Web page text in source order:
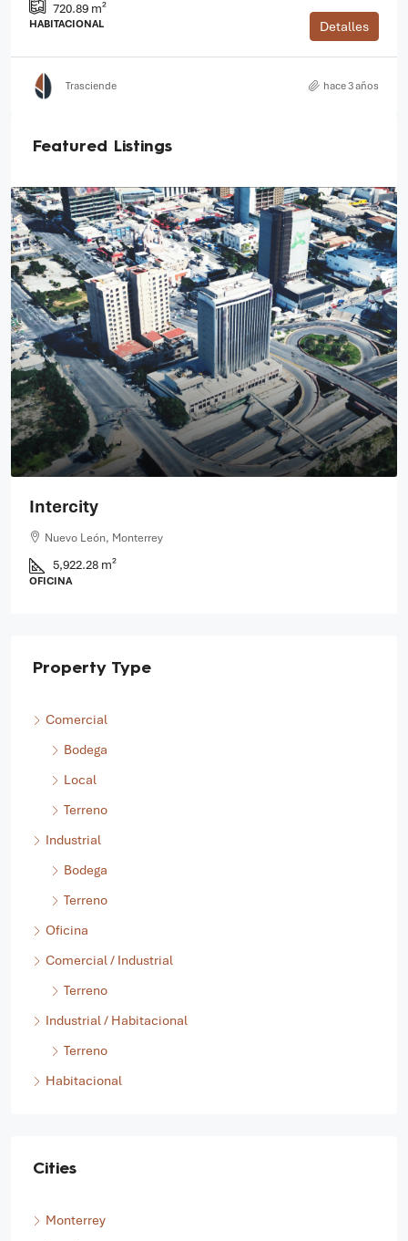
720.89 m²
HABITACIONAL Detalles
Trasciende hace 3 años
Featured Listings
Intercity
Nuevo León, Monterrey
5,922.28 m²
OFICINA
Property Type
Comercial
Bodega
Local
Terreno
Industrial
Bodega
Terreno
Oficina
Comercial / Industrial
Terreno
Industrial / Habitacional
Terreno
Habitacional
Cities
Monterrey